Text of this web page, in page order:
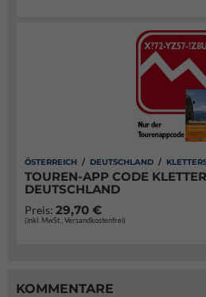
ÖSTERREICH / DEUTSCHLAND /
TOUREN-APP CODE
DEUTSCHLAND
Preis: 29,70 €
(inkl. MwSt., Versandkostenfrei)
KOMMENTARE